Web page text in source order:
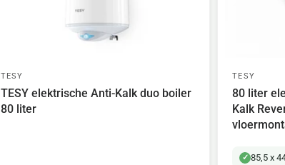
TESY
TESY elektrische Anti-Kalk duo boiler
80 liter
TESY
80 liter
Kalk
85,5 x